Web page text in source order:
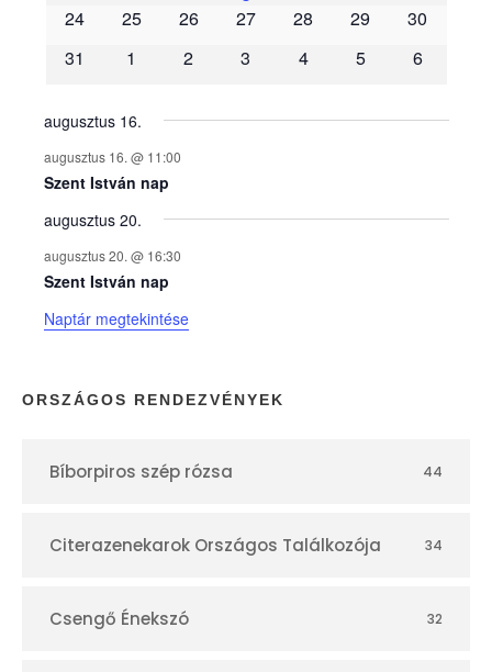
é
n
y
e
k
n
a
p
r
24
25 26 27 28 29
30
31
1 2 3 4 5 6
augusztus 16.
augusztus 16. @ 11:00
Szent István nap
augusztus 20.
augusztus 20. @ 16:30
Szent István nap
Naptár megtekintése
ORSZÁGOS RENDEZVÉNYEK
Bíborpiros szép rózsa 44
Citerazenekarok Országos Találkozója 34
Csengő Énekszó 32